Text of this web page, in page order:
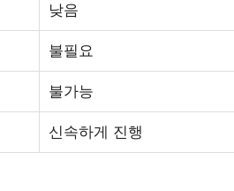
낮음
불필요
불가능
신속하게 진행